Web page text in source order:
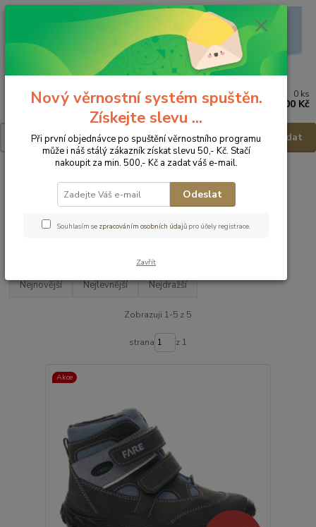
Menu
Hledat
0 ks
0,00 Kč
Obuv celoroční - vel.34
Nejnovější Nejlevnější Nejdražší
Zobrazuji 1-5 z 5
strana z 1
Akce
Nový věrnostní systém spuštěn.
Získejte slevu ...
Při první objednávce po spuštění věrnostního programu
může i náš stálý zákazník získat slevu 50,- Kč. Stačí
nakoupit za min. 500,- Kč a zadat váš e-mail.
Odeslat
Souhlasím se zpracováním osobních údajů pro účely registrace.
Zavřít